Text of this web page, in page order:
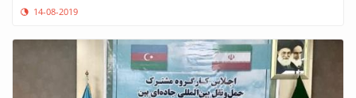
14-08-2019